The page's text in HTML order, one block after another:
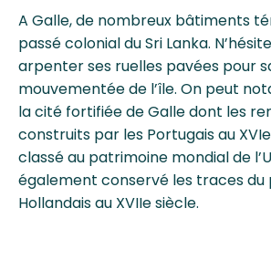
A Galle, de nombreux bâtiments
passé colonial du Sri Lanka.
arpenter ses ruelles pavées pour
mouvementée de l’île. On peut
la cité fortifiée de Galle dont les
construits par les Portugais au
classé au patrimoine mondial de
également conservé les traces du
Hollandais au XVIIe siècle.